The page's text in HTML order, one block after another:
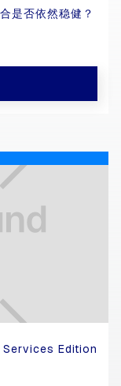
是否依然稳健？
Edition